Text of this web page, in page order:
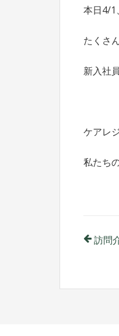
本日4/1
たくさ
新入社
ケアレ
私たち
投
ナ
訪問介